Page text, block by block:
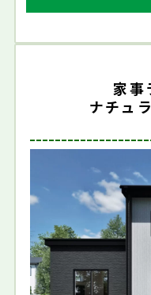
家事
ナチュ